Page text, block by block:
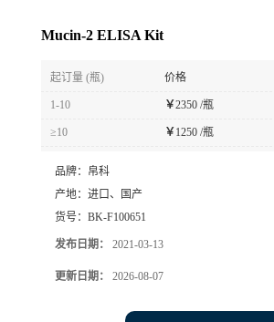
Mucin-2 ELISA Kit
起订量 (瓶) 价格
1-10 ￥2350 /瓶
≥10 ￥ 1250 /瓶
品牌： 帛科
产地： 进口、国产
货号： BK-F100651
发布日期： 2021-03-13
更新日期： 2026-08-07